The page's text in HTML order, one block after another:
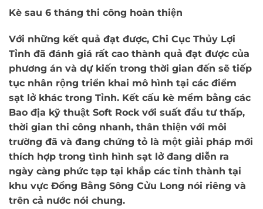
Kè sau 6 tháng thi công hoàn thiện
Với những kết quả đạt được, Chi Cục Thủy Lợi
Tỉnh đã đánh giá rất cao thành quả đạt được của
phương án và dự kiến trong thời gian đến sẽ tiếp
tục nhân rộng triển khai mô hình tại các điểm
sạt lở khác trong Tỉnh. Kết cấu kè mềm bằng các
Bao địa kỹ thuật Soft Rock với suất đầu tư thấp,
thời gian thi công nhanh, thân thiện với môi
trường đã và đang chứng tỏ là một giải pháp mới
thích hợp trong tình hình sạt lở đang diễn ra
ngày càng phức tạp tại khắp các tỉnh thành tại
khu vực Đồng Bằng Sông Cửu Long nói riêng và
trên cả nước nói chung.